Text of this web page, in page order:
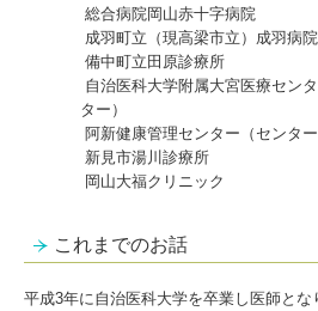
総合病院岡山赤十字病院
成羽町立（現高梁市立）成羽病院
備中町立田原診療所
自治医科大学附属大宮医療セン
ター）
阿新健康管理センター（センター
新見市湯川診療所
岡山大福クリニック
これまでのお話
平成3年に自治医科大学を卒業し医師とな